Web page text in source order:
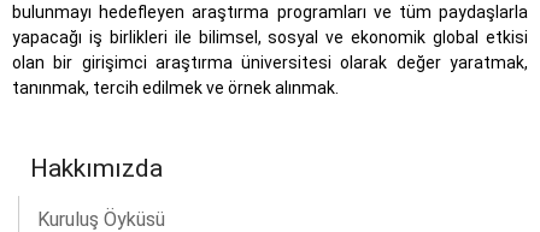
bulunmayı hedefleyen araştırma programları ve tüm paydaşlarla
yapacağı iş birlikleri ile bilimsel, sosyal ve ekonomik global etkisi
olan bir girişimci araştırma üniversitesi olarak değer yaratmak,
tanınmak, tercih edilmek ve örnek alınmak.
Hakkımızda
Kuruluş Öyküsü